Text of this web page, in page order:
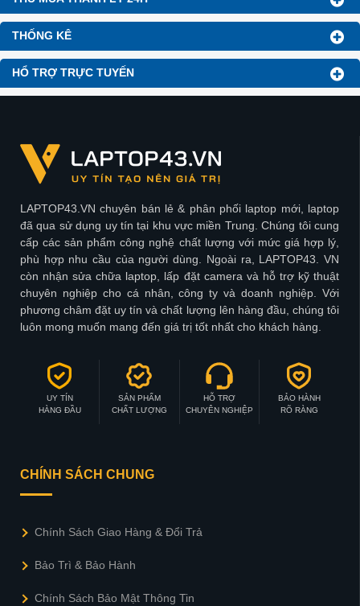
THỐNG KÊ
HỔ TRỢ TRỰC TUYẾN
LAPTOP43.VN chuyên bán lẻ & phân phối laptop mới, laptop
đã qua sử dụng uy tín tại khu vực miền Trung. Chúng tôi cung
cấp các sản phẩm công nghệ chất lượng với mức giá hợp lý,
phù hợp nhu cầu của người dùng. Ngoài ra, LAPTOP43. VN
còn nhận sửa chữa laptop, lấp đặt camera và hỗ trợ kỹ thuật
chuyên nghiệp cho cá nhân, công ty và doanh nghiệp. Với
phương châm đặt uy tín và chất lượng lên hàng đầu, chúng tôi
luôn mong muốn mang đến giá trị tốt nhất cho khách hàng.
UY TÍN
HÀNG ĐẦU
SẢN PHẨM
CHẤT LƯỢNG
HỖ TRỢ
CHUYÊN NGHIỆP
BẢO HÀNH
RÕ RÀNG
CHÍNH SÁCH CHUNG
Chính Sách Giao Hàng & Đổi Trả
Bảo Trì & Bảo Hành
Chính Sách Bảo Mật Thông Tin